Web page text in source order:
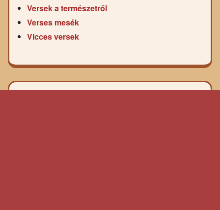
Versek a természetről
Verses mesék
Vicces versek